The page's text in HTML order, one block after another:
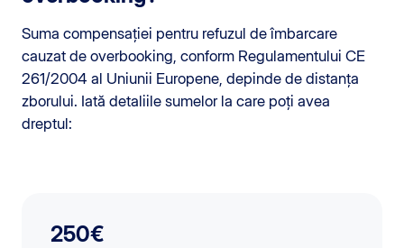
Suma compensației pentru refuzul de îmbarcare
cauzat de overbooking, conform Regulamentului CE
261/2004 al Uniunii Europene, depinde de distanța
zborului. Iată detaliile sumelor la care poți avea
dreptul:
250€